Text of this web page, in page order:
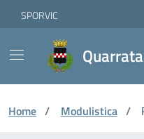
Skip to Main Content
Vai ai contenuti
Vai al footer
SPORVIC
Quarrata
Home / Modulistica /